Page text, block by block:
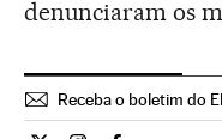
denunciaram os
Receba o boletim do